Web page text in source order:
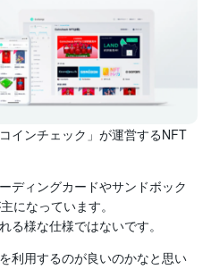
インチェック」が運営するNFT
ディングカードやサンドボック
になっています。
る様な仕様ではないです。
利用するのが良いのかなと思い